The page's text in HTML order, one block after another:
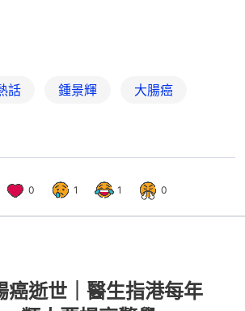
話 鍾景輝 大腸癌
0 1 1 0
癌逝世｜醫生指港每年